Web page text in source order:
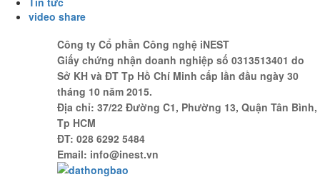
video share
Công ty Cổ phần Công nghệ iNEST
Giấy chứng nhận doanh nghiệp số 0313513401 do
Sở KH và ĐT Tp Hồ Chí Minh cấp lần đầu ngày 30
tháng 10 năm 2015.
Địa chỉ: 37/22 Đường C1, Phường 13, Quận Tân Bình,
Tp HCM
ĐT: 028 6292 5484
Email: info@inest.vn